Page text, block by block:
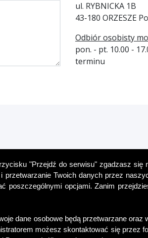
ul. RYBNICKA 1B
43-180 ORZESZE
Odbiór osobisty
pon. - pt. 10.00 -
terminu
"Przejdź do serwisu" zgadzasz się
przetwarzanie Twoich danych przez
poszczególnymi opcjami. Zanim
dane osobowe będą przetwarzane
możesz skontaktować się przez